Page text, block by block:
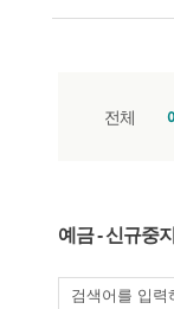
전체
예금 - 신규중